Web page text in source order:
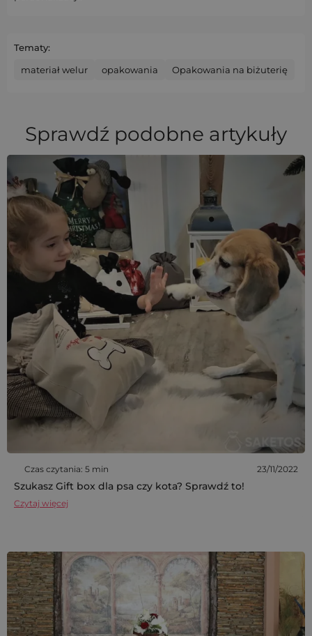
Tematy:
materiał welur opakowania Opakowania na biżuterię
Sprawdź podobne artykuły
Czas czytania: 5 min 23/11/2022
Szukasz Gift box dla psa czy kota? Sprawdź to!
Czytaj więcej